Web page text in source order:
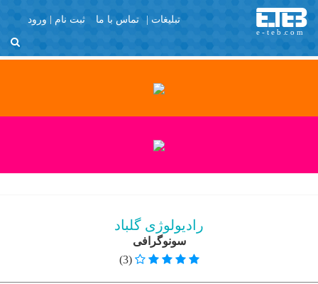
منو
Join Us
تصویربرداری
پروفایل عمومی
تبلیغات
ورود ثبت نام تماس با ما تبلیغات |
رادیولوژی گلباد
سونوگرافی
(3)